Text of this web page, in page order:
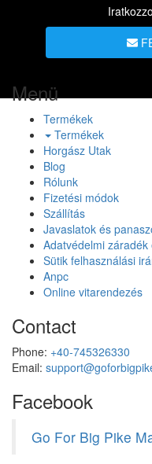
Menü
Termékek
Termékek
Horgász Utak
Blog
Rólunk
Fizetési módok
Szállítás
Javaslatok és
Adatvédelmi
Sütik felhasználási
Anpc
Online vitarendezés
Contact
Phone: +40-745326330
Email:
Facebook
Go For Big Pike